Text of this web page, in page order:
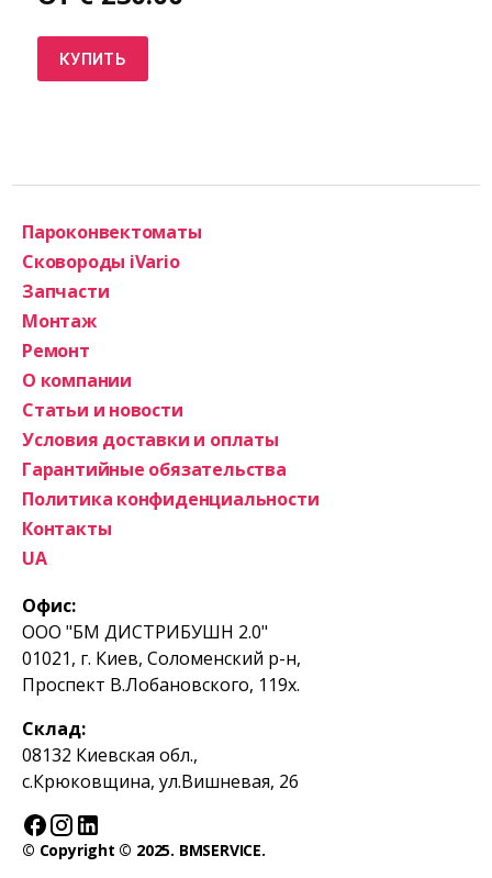
КУПИТЬ
Офис:
ООО "БМ ДИСТРИБУШН 2.0"
01021, г. Киев, Соломенский р-н,
Проспект В.Лобановского, 119х.
Склад:
08132 Киевская обл.,
с.Крюковщина, ул.Вишневая, 26
Пароконвектоматы
Сковороды iVario
Запчасти
Монтаж
Ремонт
О компании
Статьи и новости
Условия доставки и оплаты
Гарантийные обязательства
Политика конфиденциальности
Контакты
UA
© Copyright © 2025. BMSERVICE.